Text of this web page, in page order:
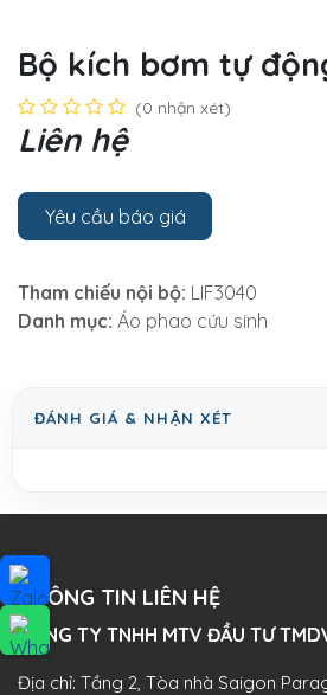
Bộ kích bơm tự
(0 nhận xét)
Liên hệ
Yêu cầu báo giá
Tham chiếu nội bộ: LIF3040
Danh mục: Áo phao cứu sinh
ĐÁNH GIÁ & NHẬN XÉT
THÔNG TIN LIÊN HỆ
CÔNG TY TNHH MTV ĐẦU TƯ
Địa chỉ: Tầng 2, Tòa nhà Saigon